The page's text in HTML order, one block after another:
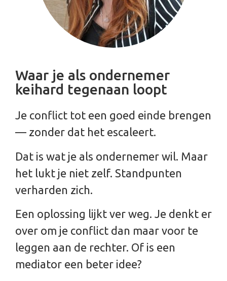
Waar je als ondernemer
keihard tegenaan loopt
Je conflict tot een goed einde brengen
— zonder dat het escaleert.
Dat is wat je als ondernemer wil. Maar
het lukt je niet zelf. Standpunten
verharden zich.
Een oplossing lijkt ver weg. Je denkt er
over om je conflict dan maar voor te
leggen aan de rechter. Of is een
mediator een beter idee?